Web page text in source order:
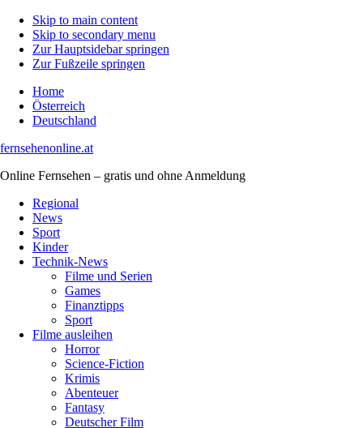
Skip to main content
Skip to secondary menu
Zur Hauptsidebar springen
Zur Fußzeile springen
Home
Österreich
Deutschland
fernsehenonline.at
Online Fernsehen – gratis und ohne Anmeldung
Regional
News
Sport
Kinder
Technik-News
Filme und Serien
Games
Finanztipps
Sport
Filme ausleihen
Horror
Science-Fiction
Krimis
Abenteuer
Fantasy
Deutscher Film